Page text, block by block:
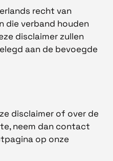
recht van
die verband houden
disclaimer zullen
aan de bevoegde
disclaimer of over de
neem dan contact
op onze